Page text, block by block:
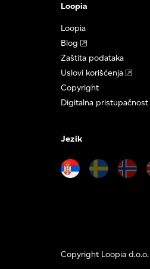
Loopia
Loopia
Blog
Zaštita podataka
Uslovi korišćenja
Copyright
Digitalna pristupačnost
Jezik
Copyright Loopia